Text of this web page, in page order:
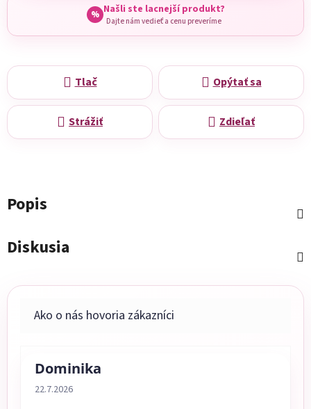
% Našli ste lacnejší produkt?
Dajte nám vedieť a cenu preveríme
Tlač Opýtať sa
Strážiť Zdieľať
Popis
Diskusia
Dominika
Hodnotenie obchodu je 5 z 5 hviezdičiek.
22.7.2026